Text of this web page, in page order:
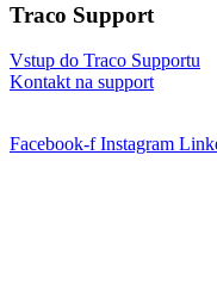
Traco Support
Vstup do Traco Supportu
Kontakt na support
Facebook-f Instagram